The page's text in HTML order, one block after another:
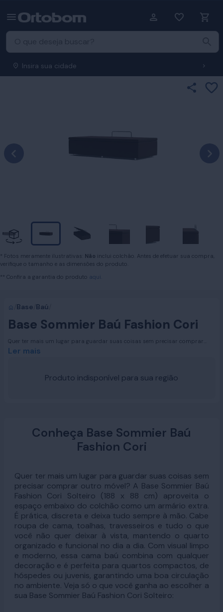
Insira sua cidade
* Fotos meramente ilustrativas: Não inclui colchão. Antes de efetuar sua compra,
verifique o tamanho e as dimensões do produto.
** Confira a garantia do produto aqui.
Base Baú
Base Sommier Baú Fashion Cori
Quer ter mais um lugar para guardar suas coisas sem precisar comprar
outro móvel? A Base Sommier Baú Fashion Cori Solteiro (188 x 88 cm)
organizado e funcional no dia a dia. Com visual limpo e moderno, essa cama
Ler mais
Produto indisponível para sua região
Conheça Base Sommier Baú
Fashion Cori
Quer ter mais um lugar para guardar suas coisas sem
precisar comprar outro móvel? A Base Sommier Baú
Fashion Cori Solteiro (188 x 88 cm) aproveita o
espaço embaixo do colchão como um armário extra.
É prática, discreta e deixa tudo sempre à mão. Cabe
roupa de cama, toalhas, travesseiros e tudo o que
você não quer deixar à vista, mantendo o quarto
organizado e funcional no dia a dia. Com visual limpo
e moderno, essa cama baú combina com qualquer
decoração e é perfeita para quartos compactos, de
hóspedes ou juvenis, garantindo uma boa circulação
no ambiente. Veja só o que você ganha ao escolher a
sua Base Sommier Baú Fashion Cori Solteiro: